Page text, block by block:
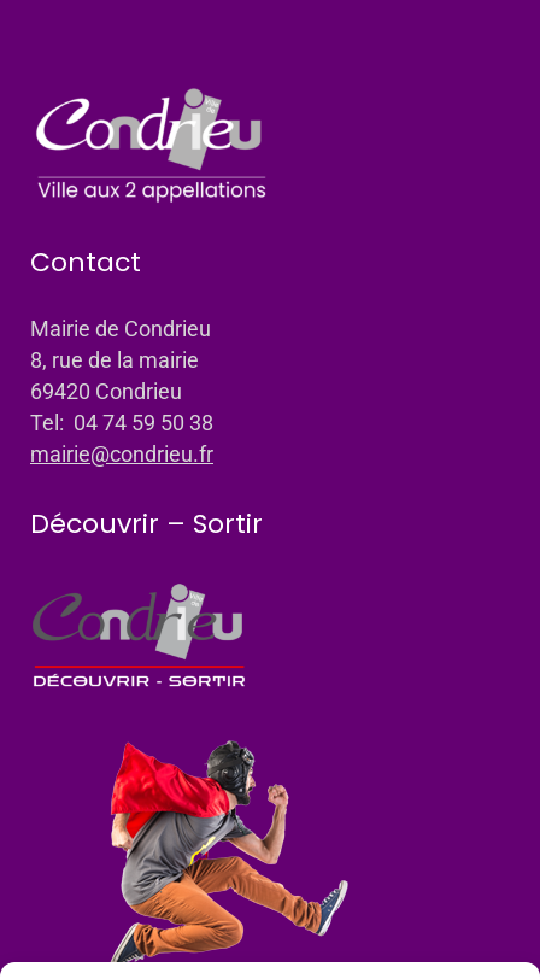
Contact
Mairie de Condrieu
8, rue de la mairie
69420 Condrieu
Tel: 04 74 59 50 38
mairie@condrieu.fr
Découvrir – Sortir